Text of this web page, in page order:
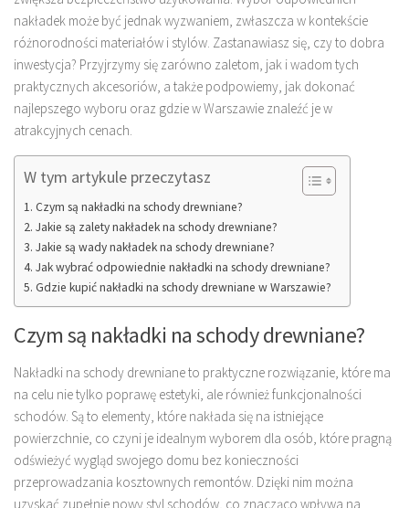
nakładek może być jednak wyzwaniem, zwłaszcza w kontekście
różnorodności materiałów i stylów. Zastanawiasz się, czy to dobra
inwestycja? Przyjrzymy się zarówno zaletom, jak i wadom tych
praktycznych akcesoriów, a także podpowiemy, jak dokonać
najlepszego wyboru oraz gdzie w Warszawie znaleźć je w
atrakcyjnych cenach.
W tym artykule przeczytasz
Czym są nakładki na schody drewniane?
Jakie są zalety nakładek na schody drewniane?
Jakie są wady nakładek na schody drewniane?
Jak wybrać odpowiednie nakładki na schody drewniane?
Gdzie kupić nakładki na schody drewniane w Warszawie?
Czym są nakładki na schody drewniane?
Nakładki na schody drewniane to praktyczne rozwiązanie, które ma
na celu nie tylko poprawę estetyki, ale również funkcjonalności
schodów. Są to elementy, które nakłada się na istniejące
powierzchnie, co czyni je idealnym wyborem dla osób, które pragną
odświeżyć wygląd swojego domu bez konieczności
przeprowadzania kosztownych remontów. Dzięki nim można
uzyskać zupełnie nowy styl schodów, co znacząco wpływa na